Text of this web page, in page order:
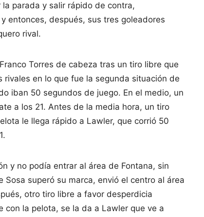
parada y salir rápido de contra,
entonces, después, sus tres goleadores
rival.
Torres de cabeza tras un tiro libre que
en lo que fue la segunda situación de
iban 50 segundos de juego. En el medio, un
a los 21. Antes de la media hora, un tiro
le llega rápido a Lawler, que corrió 50
y no podía entrar al área de Fontana, sin
superó su marca, envió el centro al área
otro tiro libre a favor desperdicia
con la pelota, se la da a Lawler que ve a